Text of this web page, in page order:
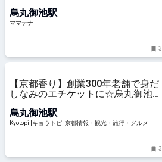
テナ
烏丸御池駅
ママテナ
3
【京都香り】創業300年老舗で身だ
しなみのエチケットに☆烏丸御池に
烏丸御池駅
Kyotopi [キョウトピ] 京都情報・観光・旅行・グルメ
3